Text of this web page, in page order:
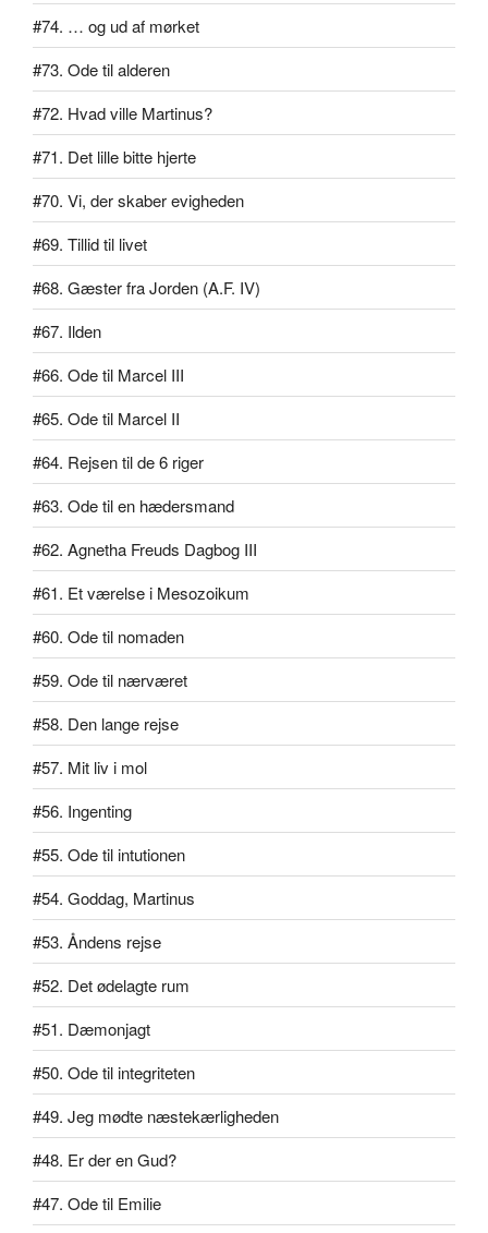
#74. … og ud af mørket
#73. Ode til alderen
#72. Hvad ville Martinus?
#71. Det lille bitte hjerte
#70. Vi, der skaber evigheden
#69. Tillid til livet
#68. Gæster fra Jorden (A.F. IV)
#67. Ilden
#66. Ode til Marcel III
#65. Ode til Marcel II
#64. Rejsen til de 6 riger
#63. Ode til en hædersmand
#62. Agnetha Freuds Dagbog III
#61. Et værelse i Mesozoikum
#60. Ode til nomaden
#59. Ode til nærværet
#58. Den lange rejse
#57. Mit liv i mol
#56. Ingenting
#55. Ode til intutionen
#54. Goddag, Martinus
#53. Åndens rejse
#52. Det ødelagte rum
#51. Dæmonjagt
#50. Ode til integriteten
#49. Jeg mødte næstekærligheden
#48. Er der en Gud?
#47. Ode til Emilie